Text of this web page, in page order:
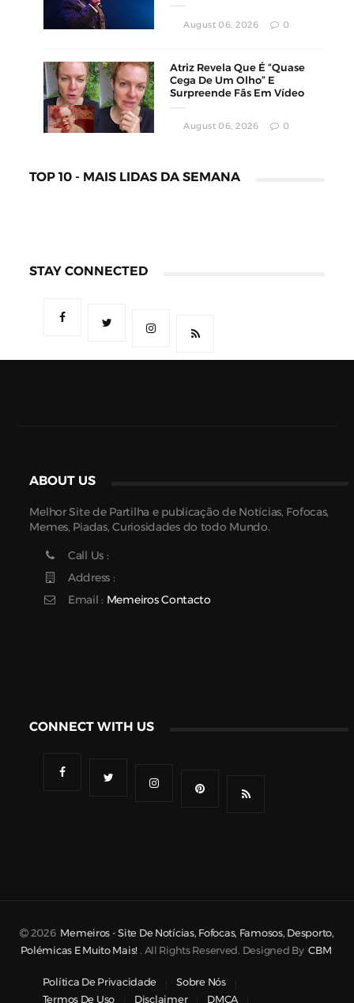
August 06, 2026 0
Atriz Revela Que É “Quase
Cega De Um Olho” E
Surpreende Fãs Em Vídeo
August 06, 2026 0
TOP 10 - MAIS LIDAS DA SEMANA
STAY CONNECTED
ABOUT US
Melhor Site de Partilha e publicação de Notícias, Fofocas,
Memes, Piadas, Curiosidades do todo Mundo.
Call Us :
Address :
Email : Memeiros Contacto
CONNECT WITH US
2026 Memeiros - Site De Notícias, Fofocas, Famosos, Desporto,
Polémicas E Muito Mais! . All Rights Reserved. Designed By CBM
Política De Privacidade
Sobre Nós
Termos De Uso
Disclaimer DMCA